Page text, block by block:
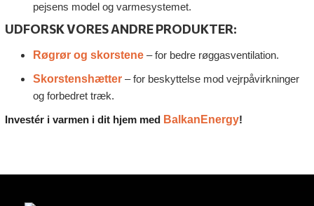
pejsens model og varmesystemet.
UDFORSK VORES ANDRE PRODUKTER:
Røgrør og skorstene – for bedre røggasventilation.
Skorstenshætter – for beskyttelse mod vejrpåvirkninger
og forbedret træk.
Investér i varmen i dit hjem med BalkanEnergy!